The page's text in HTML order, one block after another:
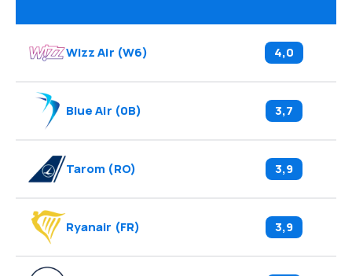
Wizz Air (W6) 4,0
Blue Air (0B) 3,7
Tarom (RO) 3,9
Ryanair (FR) 3,9